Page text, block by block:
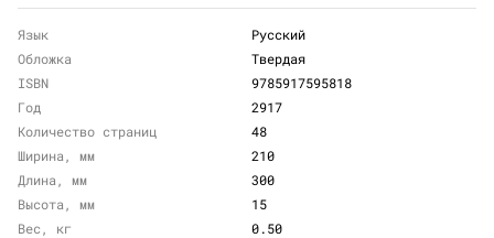
Язык
Русский
Обложка
Твердая
ISBN
9785917595818
Год
2917
Количество страниц
48
Ширина, мм
210
Длина, мм
300
Высота, мм
15
Вес, кг
0.50